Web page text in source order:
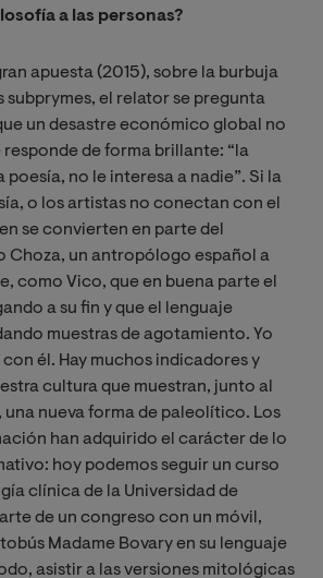
a las personas?
apuesta (2015), sobre la burbuja
subprymes, el relator se pregunta
un desastre económico global no
responde de forma brillante: “la
poesía, no le interesa a nadie”. Si la
o los artistas no conectan con el
se convierten en parte del
Choza, un antropólogo español a
como Vico, que en buena parte el
a su fin y que el lenguaje
muestras de agotamiento. Yo
él. Hay muchos indicadores y
cultura que muestran, junto al
nueva forma de paleolítico. Los
han adquirido el carácter de lo
hoy podemos seguir un curso
clínica de la Universidad de
de un congreso con un móvil,
Madame Bovary en su lenguaje
asistir a las versiones mitológicas